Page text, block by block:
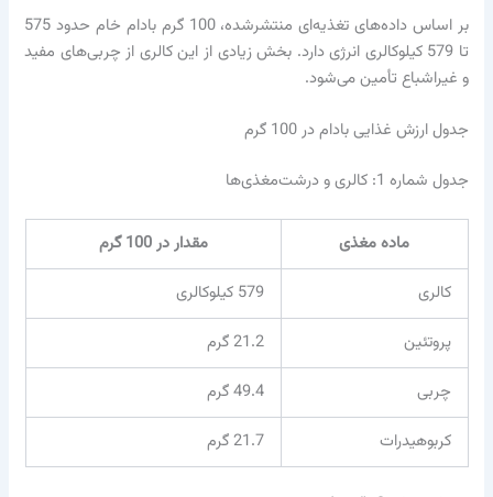
بر اساس داده‌های تغذیه‌ای منتشرشده، 100 گرم بادام خام حدود 575
تا 579 کیلوکالری انرژی دارد. بخش زیادی از این کالری از چربی‌های مفید
و غیراشباع تأمین می‌شود.
جدول ارزش غذایی بادام در 100 گرم
جدول شماره 1: کالری و درشت‌مغذی‌ها
ماده مغذی
مقدار در 100 گرم
کالری
579 کیلوکالری
پروتئین
21.2 گرم
چربی
49.4 گرم
کربوهیدرات
21.7 گرم